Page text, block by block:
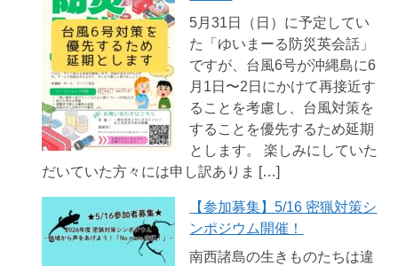
5月31日（日）に予定してい
た「ゆいまーる防災英会話」
ですが、台風6号が沖縄島に6
月1日〜2日にかけて再接近す
ることを考慮し、台風対策を
することを優先するため延期
とします。 楽しみにしていた
だいていた方々には申し訳ありま […]
【参加募集】5/16 密猟対策シ
ンポジウム開催！
南西諸島の生きものたちは違